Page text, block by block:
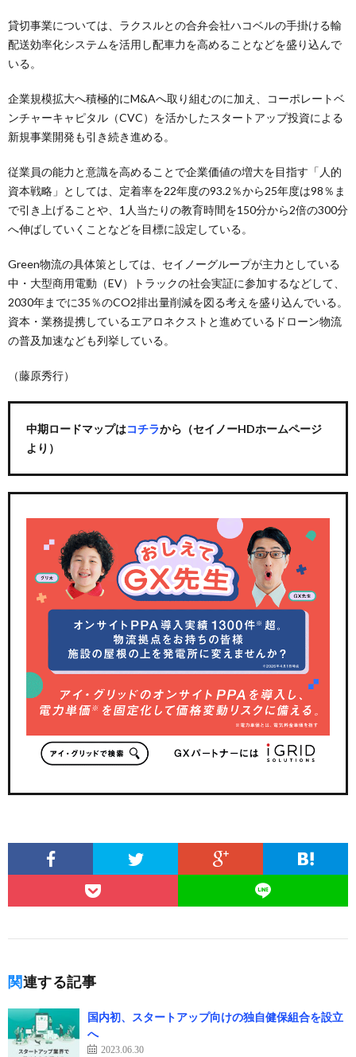
貸切事業については、ラクスルとの合弁会社ハコベルの手掛ける輸
配送効率化システムを活用し配車力を高めることなどを盛り込んで
いる。
企業規模拡大へ積極的にM&Aへ取り組むのに加え、コーポレートベ
ンチャーキャピタル（CVC）を活かしたスタートアップ投資による
新規事業開発も引き続き進める。
従業員の能力と意識を高めることで企業価値の増大を目指す「人的
資本戦略」としては、定着率を22年度の93.2％から25年度は98％ま
で引き上げることや、1人当たりの教育時間を150分から2倍の300分
へ伸ばしていくことなどを目標に設定している。
Green物流の具体策としては、セイノーグループが主力としている
中・大型商用電動（EV）トラックの社会実証に参加するなどして、
2030年までに35％のCO2排出量削減を図る考えを盛り込んでいる。
資本・業務提携しているエアロネクストと進めているドローン物流
の普及加速なども列挙している。
（藤原秀行）
中期ロードマップはコチラから（セイノーHDホームページ
より）
関連する記事
国内初、スタートアップ向けの独自健保組合を設立
へ
2023.06.30